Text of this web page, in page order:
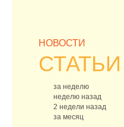
НОВОСТИ
СТАТЬИ
за неделю
неделю назад
2 недели назад
за месяц